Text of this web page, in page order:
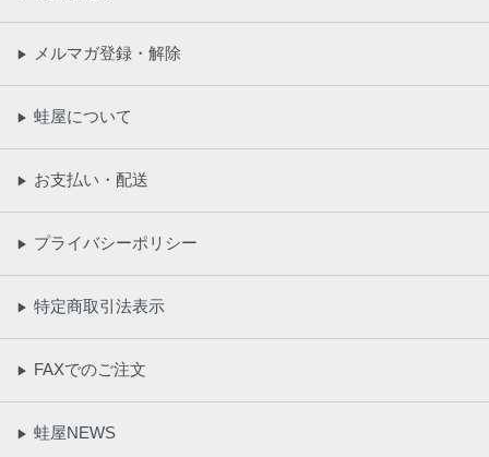
▶ メルマガ登録・解除
▶ 蛙屋について
▶ お支払い・配送
▶ プライバシーポリシー
▶ 特定商取引法表示
▶ FAXでのご注文
▶ 蛙屋NEWS